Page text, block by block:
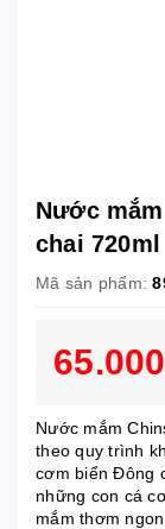
Nước
chai 720ml
Mã sản phẩm:
Nước mắm
theo quy trình
cơm biển Đông
những con cá
mắm thơm